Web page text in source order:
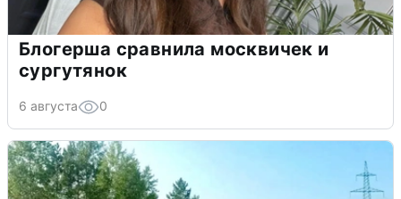
Блогерша сравнила москвичек и
сургутянок
6 августа 0